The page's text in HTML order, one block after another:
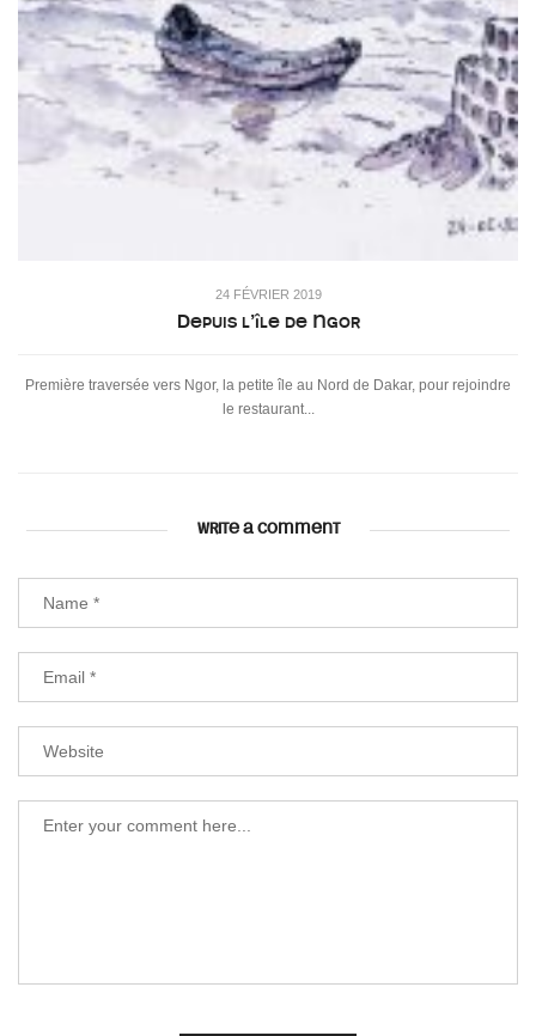
24 FÉVRIER 2019
Depuis l’île de Ngor
Première traversée vers Ngor, la petite île au Nord de Dakar, pour rejoindre
le restaurant...
WRITE A COMMENT